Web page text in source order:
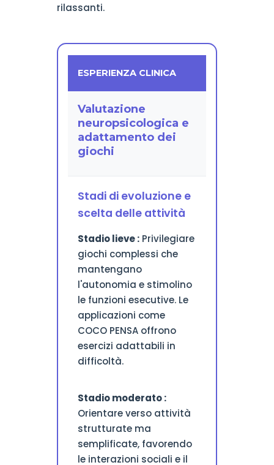
rilassanti.
ESPERIENZA CLINICA
Valutazione
neuropsicologica e
adattamento dei
giochi
Stadi di evoluzione e
scelta delle attività
Stadio lieve :Privilegiare
giochi complessi che
mantengano
l'autonomia e stimolino
le funzioni esecutive. Le
applicazioni come
COCO PENSA offrono
esercizi adattabili in
difficoltà.
Stadio moderato :
Orientare verso attività
strutturate ma
semplificate, favorendo
le interazioni sociali e il